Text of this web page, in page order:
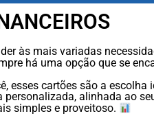
às mais variadas
há uma opção que se
esses cartões são a
alinhada ao
simples e proveitoso.